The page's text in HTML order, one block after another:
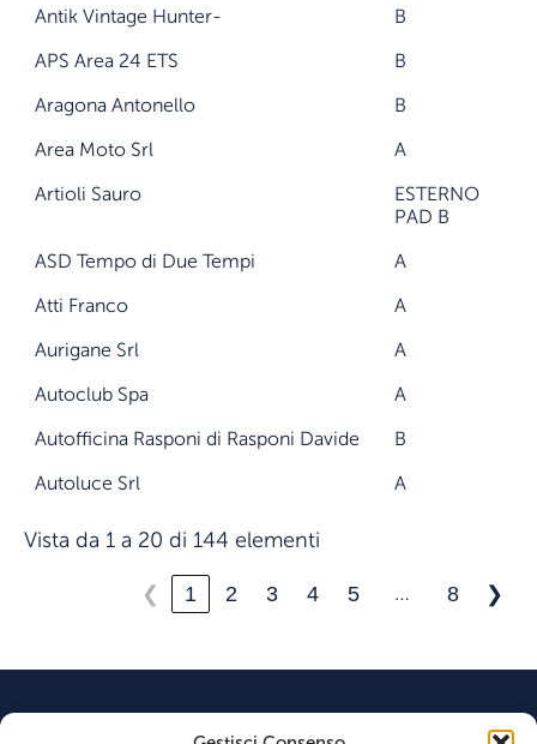
Antik Vintage Hunter-
B
APS Area 24 ETS
B
Aragona Antonello
B
Area Moto Srl
A
Artioli Sauro
ESTERNO
PAD B
ASD Tempo di Due Tempi
A
Atti Franco
A
Aurigane Srl
A
Autoclub Spa
A
Autofficina Rasponi di Rasponi Davide
B
Autoluce Srl
A
Vista da 1 a 20 di 144 elementi
❮ 1 2 3 4 5 … 8 ❯